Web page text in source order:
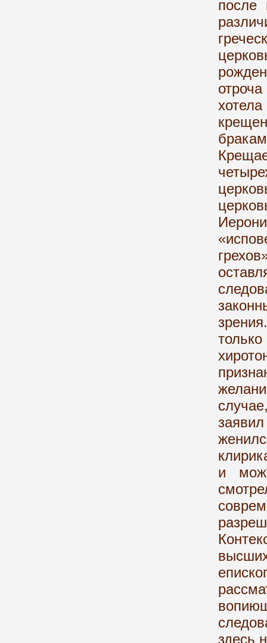
после
и
здесь